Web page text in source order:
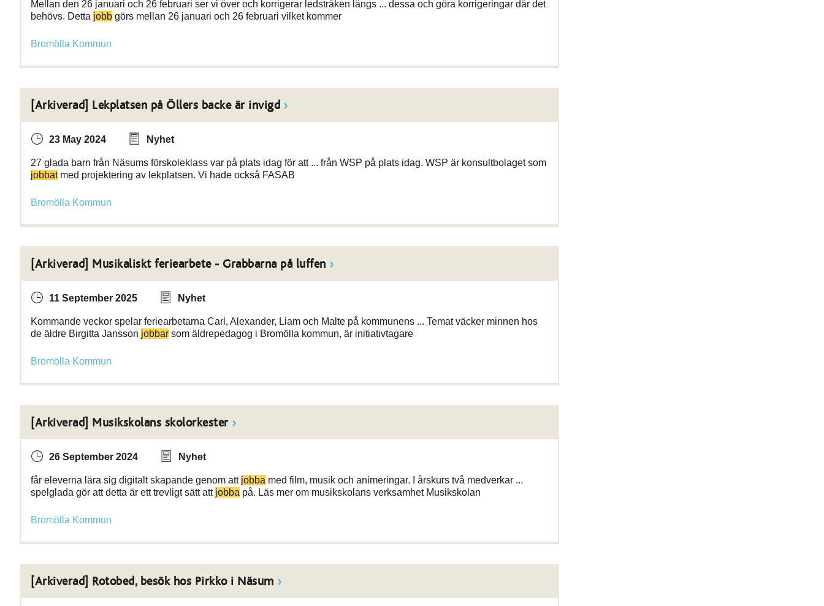
Mellan den 26 januari och 26 februari ser vi över och korrigerar ledstråken längs ... dessa och göra korrigeringar där det
behövs. Detta jobb görs mellan 26 januari och 26 februari vilket kommer
Bromölla Kommun
[Arkiverad] Lekplatsen på Öllers backe är invigd
23 May 2024 Nyhet
27 glada barn från Näsums förskoleklass var på plats idag för att ... från WSP på plats idag. WSP är konsultbolaget som
jobbatmed projektering av lekplatsen. Vi hade också FASAB
Bromölla Kommun
[Arkiverad] Musikaliskt feriearbete - Grabbarna på luffen
11 September 2025 Nyhet
Kommande veckor spelar feriearbetarna Carl, Alexander, Liam och Malte på kommunens ... Temat väcker minnen hos
de äldre Birgitta Jansson jobbar som äldrepedagog i Bromölla kommun, är initiativtagare
Bromölla Kommun
[Arkiverad] Musikskolans skolorkester
26 September 2024 Nyhet
får eleverna lära sig digitalt skapande genom att jobba med film, musik och animeringar. I årskurs två medverkar ...
spelglada gör att detta är ett trevligt sätt att jobba på. Läs mer om musikskolans verksamhet Musikskolan
Bromölla Kommun
[Arkiverad] Rotobed, besök hos Pirkko i Näsum